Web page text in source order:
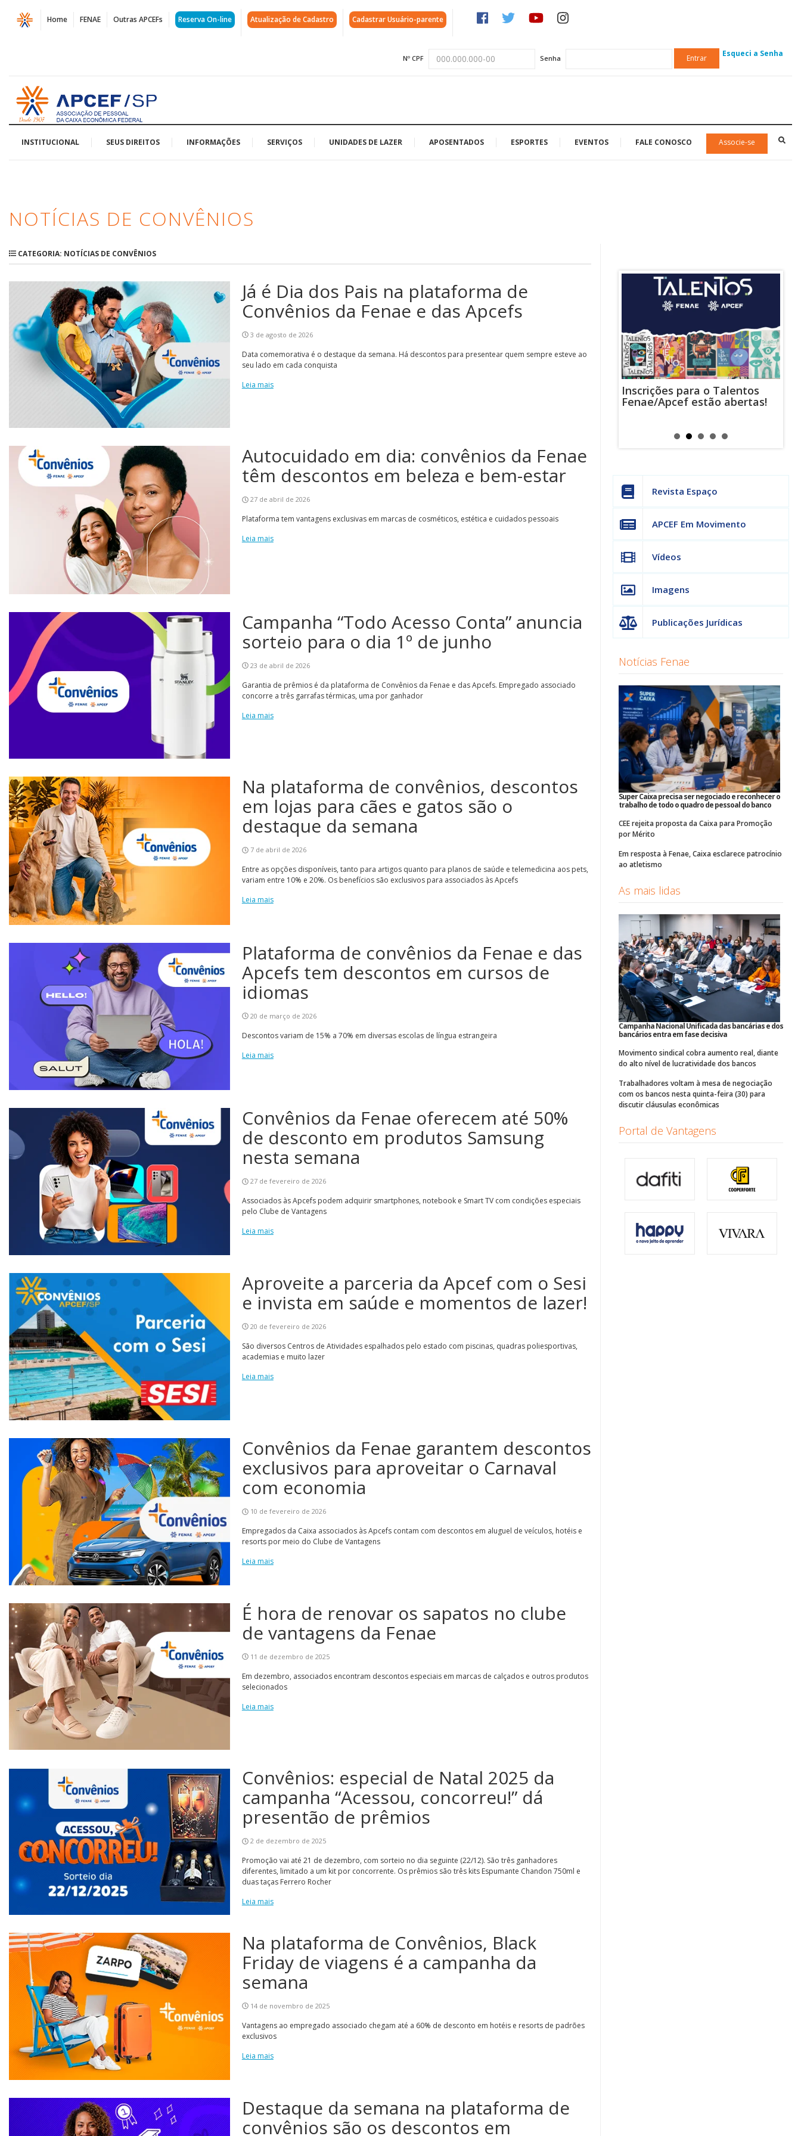
Página
Arquivos
de
Convênios
|
APCEF/SP
Home FENAE Outras APCEFs Reserva On-line Atualização de Cadastro Cadastrar Usuário-parente
Nº CPF Senha Entrar Esqueci a Senha
Acessar
página
inicial
INSTITUCIONAL SEUS DIREITOS INFORMAÇÕES SERVIÇOS UNIDADES DE LAZER APOSENTADOS ESPORTES EVENTOS FALE CONOSCO Associe-se
NOTÍCIAS DE CONVÊNIOS
CATEGORIA: NOTÍCIAS DE CONVÊNIOS
Já é Dia dos Pais na plataforma de
Convênios da Fenae e das Apcefs
3 de agosto de 2026
Data comemorativa é o destaque da semana. Há descontos para presentear quem sempre esteve ao
seu lado em cada conquista
Leia mais
Autocuidado em dia: convênios da Fenae
têm descontos em beleza e bem-estar
27 de abril de 2026
Plataforma tem vantagens exclusivas em marcas de cosméticos, estética e cuidados pessoais
Leia mais
Campanha “Todo Acesso Conta” anuncia
sorteio para o dia 1º de junho
23 de abril de 2026
Garantia de prêmios é da plataforma de Convênios da Fenae e das Apcefs. Empregado associado
concorre a três garrafas térmicas, uma por ganhador
Leia mais
Na plataforma de convênios, descontos
em lojas para cães e gatos são o
destaque da semana
7 de abril de 2026
Entre as opções disponíveis, tanto para artigos quanto para planos de saúde e telemedicina aos pets,
variam entre 10% e 20%. Os benefícios são exclusivos para associados às Apcefs
Leia mais
Plataforma de convênios da Fenae e das
Apcefs tem descontos em cursos de
idiomas
20 de março de 2026
Descontos variam de 15% a 70% em diversas escolas de língua estrangeira
Leia mais
Convênios da Fenae oferecem até 50%
de desconto em produtos Samsung
nesta semana
27 de fevereiro de 2026
Associados às Apcefs podem adquirir smartphones, notebook e Smart TV com condições especiais
pelo Clube de Vantagens
Leia mais
Aproveite a parceria da Apcef com o Sesi
e invista em saúde e momentos de lazer!
20 de fevereiro de 2026
São diversos Centros de Atividades espalhados pelo estado com piscinas, quadras poliesportivas,
academias e muito lazer
Leia mais
Convênios da Fenae garantem descontos
exclusivos para aproveitar o Carnaval
com economia
10 de fevereiro de 2026
Empregados da Caixa associados às Apcefs contam com descontos em aluguel de veículos, hotéis e
resorts por meio do Clube de Vantagens
Leia mais
É hora de renovar os sapatos no clube
de vantagens da Fenae
11 de dezembro de 2025
Em dezembro, associados encontram descontos especiais em marcas de calçados e outros produtos
selecionados
Leia mais
Convênios: especial de Natal 2025 da
campanha “Acessou, concorreu!” dá
presentão de prêmios
2 de dezembro de 2025
Promoção vai até 21 de dezembro, com sorteio no dia seguinte (22/12). São três ganhadores
diferentes, limitado a um kit por concorrente. Os prêmios são três kits Espumante Chandon 750ml e
duas taças Ferrero Rocher
Leia mais
Na plataforma de Convênios, Black
Friday de viagens é a campanha da
semana
14 de novembro de 2025
Vantagens ao empregado associado chegam até a 60% de desconto em hotéis e resorts de padrões
exclusivos
Leia mais
Destaque da semana na plataforma de
convênios são os descontos em
Inscrições para o Talentos
Fenae/Apcef estão abertas!
Revista Espaço
APCEF Em Movimento
Vídeos
Imagens
Publicações Jurídicas
Notícias Fenae
Super Caixa precisa ser negociado e reconhecer o
trabalho de todo o quadro de pessoal do banco
CEE rejeita proposta da Caixa para Promoção
por Mérito
Em resposta à Fenae, Caixa esclarece patrocínio
ao atletismo
As mais lidas
Campanha Nacional Unificada das bancárias e dos
bancários entra em fase decisiva
Movimento sindical cobra aumento real, diante
do alto nível de lucratividade dos bancos
Trabalhadores voltam à mesa de negociação
com os bancos nesta quinta-feira (30) para
discutir cláusulas econômicas
Portal de Vantagens